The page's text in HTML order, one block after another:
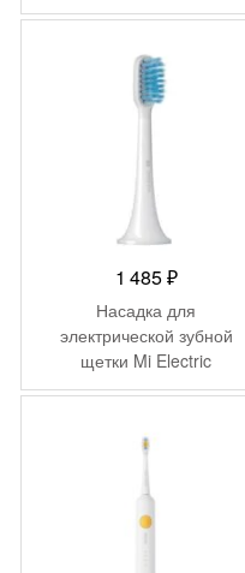
(M1) Цвет: Синий (Blue)
1 485₽
Насадка для
электрической зубной
щетки Mi Electric
Toothbrush (3-pack, Gum